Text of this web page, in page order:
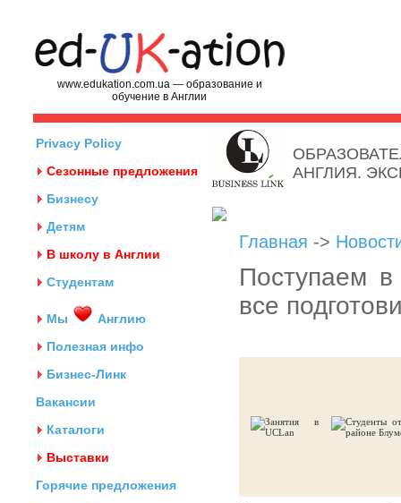
www.edukation.com.ua — образование и
обучение в Англии
Privacy Policy
Сезонные предложения
Бизнесу
Детям
В школу в Англии
Студентам
Мы
Англию
Полезная инфо
Бизнес-Линк
Вакансии
Каталоги
Выставки
Горячие предложения
АНГЛИЯ.
Главная ->
Поступаем в
все